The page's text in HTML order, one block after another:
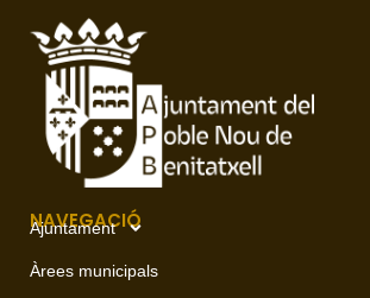
NAVEGACIÓ
Ajuntament
Àrees municipals